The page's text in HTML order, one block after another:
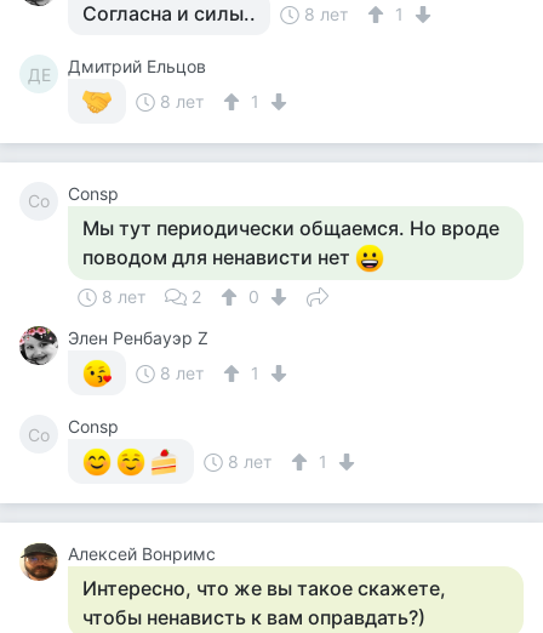
Согласна и силы.. 8 лет 1
ДЕ
Дмитрий Ельцов
8 лет
1
Co Consp
Мы тут периодически общаемся. Но вроде
поводом для ненависти нет
8 лет 2
0
Элен Ренбауэр Z
8 лет
1
Co
Consp
8 лет
1
Алексей Вонримс
Интересно, что же вы такое скажете,
чтобы ненависть к вам оправдать?)